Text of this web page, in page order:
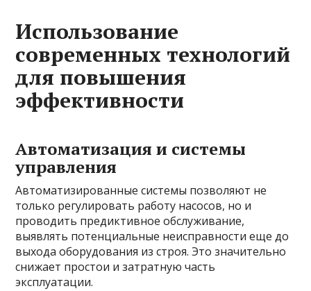
Использование
современных технологий
для повышения
эффективности
Автоматизация и системы
управления
Автоматизированные системы позволяют не
только регулировать работу насосов, но и
проводить предиктивное обслуживание,
выявлять потенциальные неисправности еще до
выхода оборудования из строя. Это значительно
снижает простои и затратную часть
эксплуатации.